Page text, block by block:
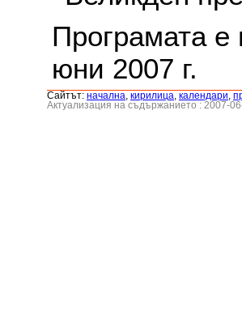
Програмата е
юни 2007 г.
Сайтът: началнa кирилица календари
Актуализация на съдържанието : 2007-